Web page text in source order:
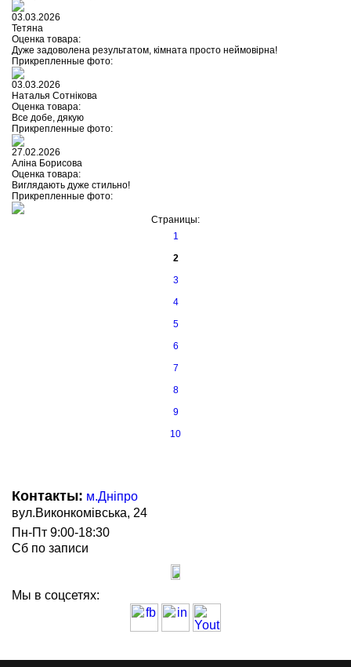
03.03.2026
Тетяна
Оценка товара:
Дуже задоволена результатом, кімната просто неймовірна!
Прикрепленные фото:
03.03.2026
Наталья Сотнікова
Оценка товара:
Все добе, дякую
Прикрепленные фото:
27.02.2026
Аліна Борисова
Оценка товара:
Виглядають дуже стильно!
Прикрепленные фото:
Страницы:
1
2
3
4
5
6
7
8
9
10
Контакты: м.Дніпро
вул.Виконкомівська, 24
Пн-Пт 9:00-18:30
Сб по записи
Мы в соцсетях: